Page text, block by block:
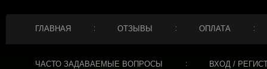
ГЛАВНАЯ ОТЗЫВЫ ОПЛАТА
ЧАСТО ЗАДАВАЕМЫЕ ВОПРОСЫ ВХОД /